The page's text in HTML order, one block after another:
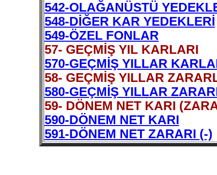
542-OLAĞANÜSTÜ
548-DİĞER KAR YEDEKLERİ
549-ÖZEL FONLAR
57- GEÇMİŞ YIL KARLARI
570-GEÇMİŞ YILLAR
58- GEÇMİŞ YILLAR
580-GEÇMİŞ YILLAR
59- DÖNEM NET KARI
590-DÖNEM NET KARI
591-DÖNEM NET ZARARI (-)